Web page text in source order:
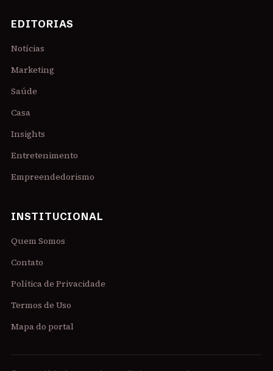
EDITORIAS
Notícias
Marketing
Saúde
Casa
Insights
Entretenimento
Empreendedorismo
INSTITUCIONAL
Quem Somos
Contato
Política de Privacidade
Termos de Uso
Mapa do portal